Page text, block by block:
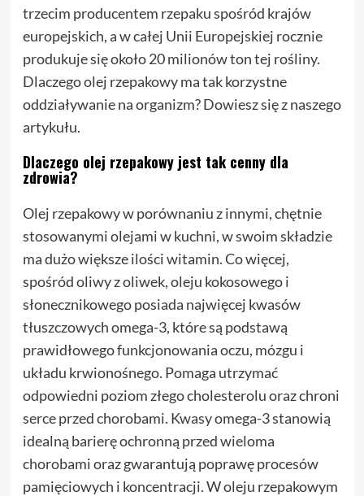
trzecim producentem rzepaku spośród krajów
europejskich, a w całej Unii Europejskiej rocznie
produkuje się około 20 milionów ton tej rośliny.
Dlaczego olej rzepakowy ma tak korzystne
oddziaływanie na organizm? Dowiesz się z naszego
artykułu.
Dlaczego olej rzepakowy jest tak cenny dla
zdrowia?
Olej rzepakowy w porównaniu z innymi, chętnie
stosowanymi olejami w kuchni, w swoim składzie
ma dużo większe ilości witamin. Co więcej,
spośród oliwy z oliwek, oleju kokosowego i
słonecznikowego posiada najwięcej kwasów
tłuszczowych omega-3, które są podstawą
prawidłowego funkcjonowania oczu, mózgu i
układu krwionośnego. Pomaga utrzymać
odpowiedni poziom złego cholesterolu oraz chroni
serce przed chorobami. Kwasy omega-3 stanowią
idealną barierę ochronną przed wieloma
chorobami oraz gwarantują poprawę procesów
pamięciowych i koncentracji. W oleju rzepakowym